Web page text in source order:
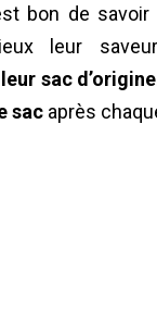
bon de
leur
sac d’origine
sac après